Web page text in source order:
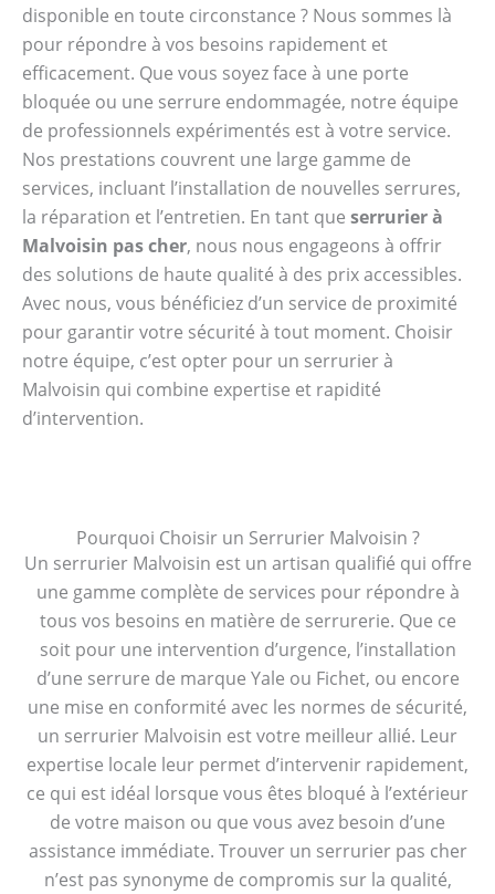
disponible en toute circonstance ? Nous sommes là
pour répondre à vos besoins rapidement et
efficacement. Que vous soyez face à une porte
bloquée ou une serrure endommagée, notre équipe
de professionnels expérimentés est à votre service.
Nos prestations couvrent une large gamme de
services, incluant l’installation de nouvelles serrures,
la réparation et l’entretien. En tant que serrurier à
Malvoisin pas cher, nous nous engageons à offrir
des solutions de haute qualité à des prix accessibles.
Avec nous, vous bénéficiez d’un service de proximité
pour garantir votre sécurité à tout moment. Choisir
notre équipe, c’est opter pour un serrurier à
Malvoisin qui combine expertise et rapidité
d’intervention.
Pourquoi Choisir un Serrurier Malvoisin ?
Un serrurier Malvoisin est un artisan qualifié qui offre
une gamme complète de services pour répondre à
tous vos besoins en matière de serrurerie. Que ce
soit pour une intervention d’urgence, l’installation
d’une serrure de marque Yale ou Fichet, ou encore
une mise en conformité avec les normes de sécurité,
un serrurier Malvoisin est votre meilleur allié. Leur
expertise locale leur permet d’intervenir rapidement,
ce qui est idéal lorsque vous êtes bloqué à l’extérieur
de votre maison ou que vous avez besoin d’une
assistance immédiate. Trouver un serrurier pas cher
n’est pas synonyme de compromis sur la qualité,